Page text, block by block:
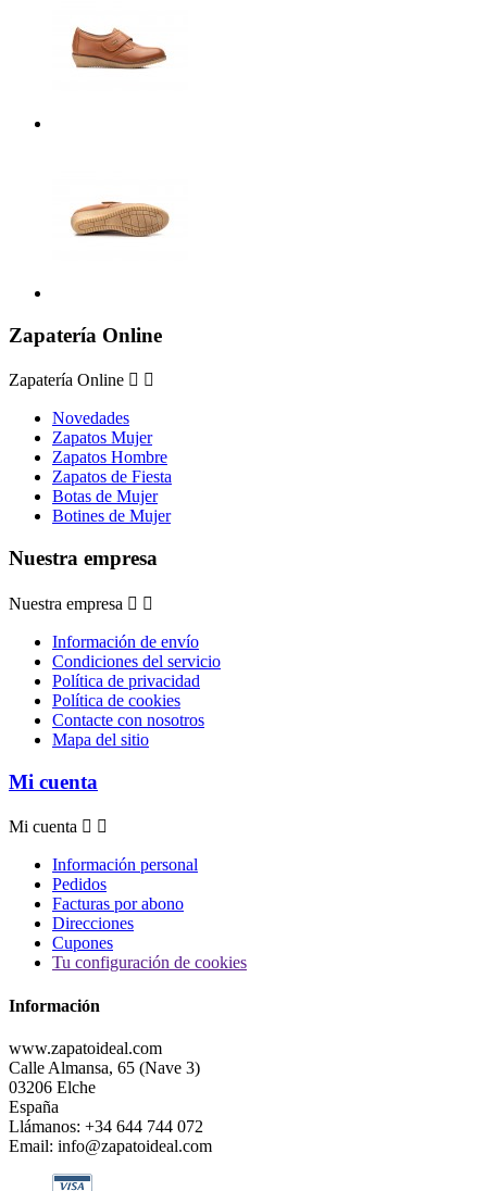
Zapatería Online
Zapatería Online  
Novedades
Zapatos Mujer
Zapatos Hombre
Zapatos de Fiesta
Botas de Mujer
Botines de Mujer
Nuestra empresa
Nuestra empresa  
Información de envío
Condiciones del servicio
Política de privacidad
Política de cookies
Contacte con nosotros
Mapa del sitio
Mi cuenta
Mi cuenta  
Información personal
Pedidos
Facturas por abono
Direcciones
Cupones
Tu configuración de cookies
Información
www.zapatoideal.com
Calle Almansa, 65 (Nave 3)
03206 Elche
España
Llámanos: +34 644 744 072
Email: info@zapatoideal.com